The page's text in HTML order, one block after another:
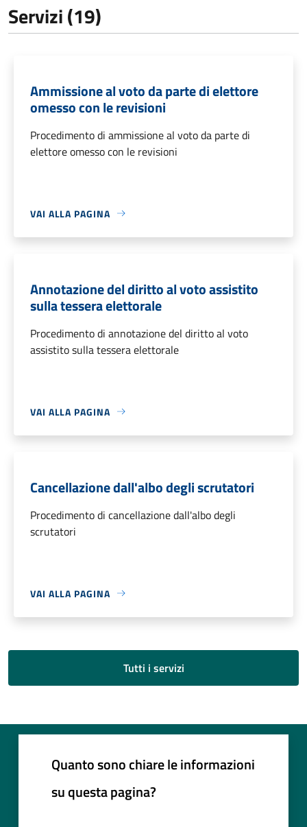
Servizi (19)
Ammissione al voto da parte di elettore
omesso con le revisioni
Procedimento di ammissione al voto da parte di
elettore omesso con le revisioni
VAI ALLA PAGINA
Annotazione del diritto al voto assistito
sulla tessera elettorale
Procedimento di annotazione del diritto al voto
assistito sulla tessera elettorale
VAI ALLA PAGINA
Cancellazione dall'albo degli scrutatori
Procedimento di cancellazione dall'albo degli
scrutatori
VAI ALLA PAGINA
Tutti i servizi
Quanto sono chiare le informazioni
su questa pagina?